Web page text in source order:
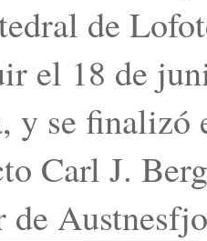
de
el 18 de
y se finalizó
Carl J.